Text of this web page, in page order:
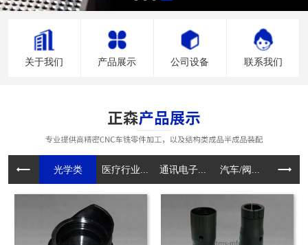
关于我们 产品展示 公司设备 联系我们
光学类 医疗行业... 通讯电子... 汽车/阀... 电动工